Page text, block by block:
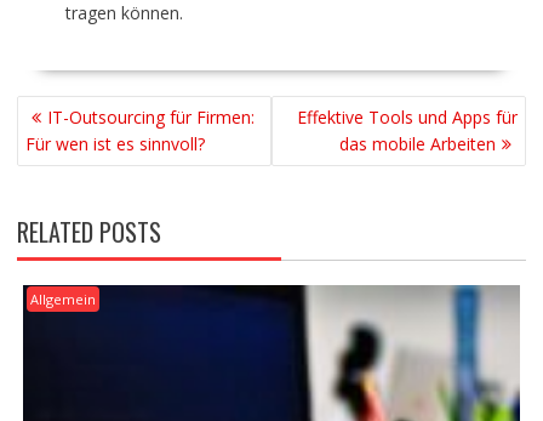
tragen können.
BEITRAGSNAVIGATION
IT-Outsourcing für Firmen:
Für wen ist es sinnvoll?
Effektive Tools und Apps für
das mobile Arbeiten
RELATED POSTS
Allgemein